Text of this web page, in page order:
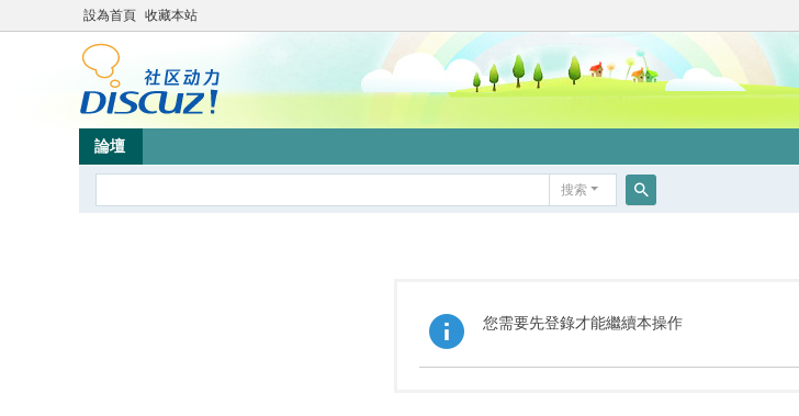
設為首頁 收藏本站
論壇
搜索
您需要先登錄才能繼續本操作